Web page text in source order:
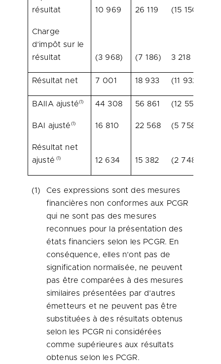
résultat
10 969 26 119 (15 150)
Charge
d’impôt sur le
résultat
(3 968) (7 186) 3 218
Résultat net 7 001 18 933 (11 932)
BAIIA ajusté(1) 44 308 56 861 (12 553)
BAI ajusté (1) 16 810 22 568 (5 758)
Résultat net
ajusté (1) 12 634 15 382 (2 748)
(1)
Ces expressions sont des mesures
financières non conformes aux PCGR
qui ne sont pas des mesures
reconnues pour la présentation des
états financiers selon les PCGR. En
conséquence, elles n’ont pas de
signification normalisée, ne peuvent
pas être comparées à des mesures
similaires présentées par d’autres
émetteurs et ne peuvent pas être
substituées à des résultats obtenus
selon les PCGR ni considérées
comme supérieures aux résultats
obtenus selon les PCGR.